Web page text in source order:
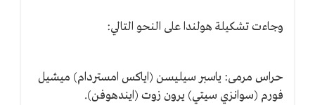
وجاءت تشكيلة هولندا على النحو التالي:
حراس مرمى: ياسبر سيليسن (اياكس امستردام) ميشيل
فورم (سوانزي سيتي) يرون زوت (ايندهوفن).